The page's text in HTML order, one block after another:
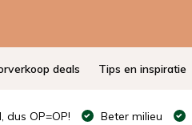
deals Tips en inspiratie
OP=OP! Beter milieu